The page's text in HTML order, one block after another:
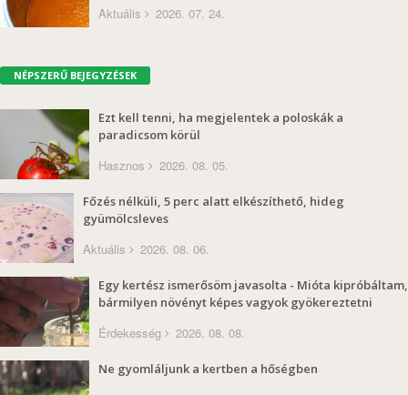
Aktuális 2026. 07. 24.
NÉPSZERŰ BEJEGYZÉSEK
Ezt kell tenni, ha megjelentek a poloskák a
paradicsom körül
Hasznos 2026. 08. 05.
Főzés nélküli, 5 perc alatt elkészíthető, hideg
gyümölcsleves
Aktuális 2026. 08. 06.
Egy kertész ismerősöm javasolta - Mióta kipróbáltam,
bármilyen növényt képes vagyok gyökereztetni
Érdekesség 2026. 08. 08.
Ne gyomláljunk a kertben a hőségben